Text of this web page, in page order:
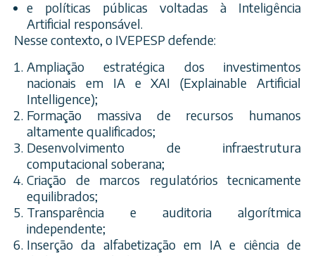
e políticas públicas voltadas à Inteligência
Artificial responsável.
Nesse contexto, o IVEPESP defende:
Ampliação estratégica dos investimentos
nacionais em IA e XAI (Explainable Artificial
Intelligence);
Formação massiva de recursos humanos
altamente qualificados;
Desenvolvimento de infraestrutura
computacional soberana;
Criação de marcos regulatórios tecnicamente
equilibrados;
Transparência e auditoria algorítmica
independente;
Inserção da alfabetização em IA e ciência de